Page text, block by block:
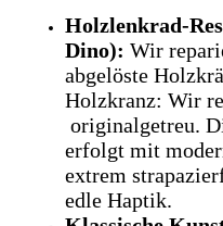
Holzlenkrad-
Dino): Wir
abgelöste
Holzkranz: Wir
originalgetreu.
erfolgt mit
extrem
edle Haptik.